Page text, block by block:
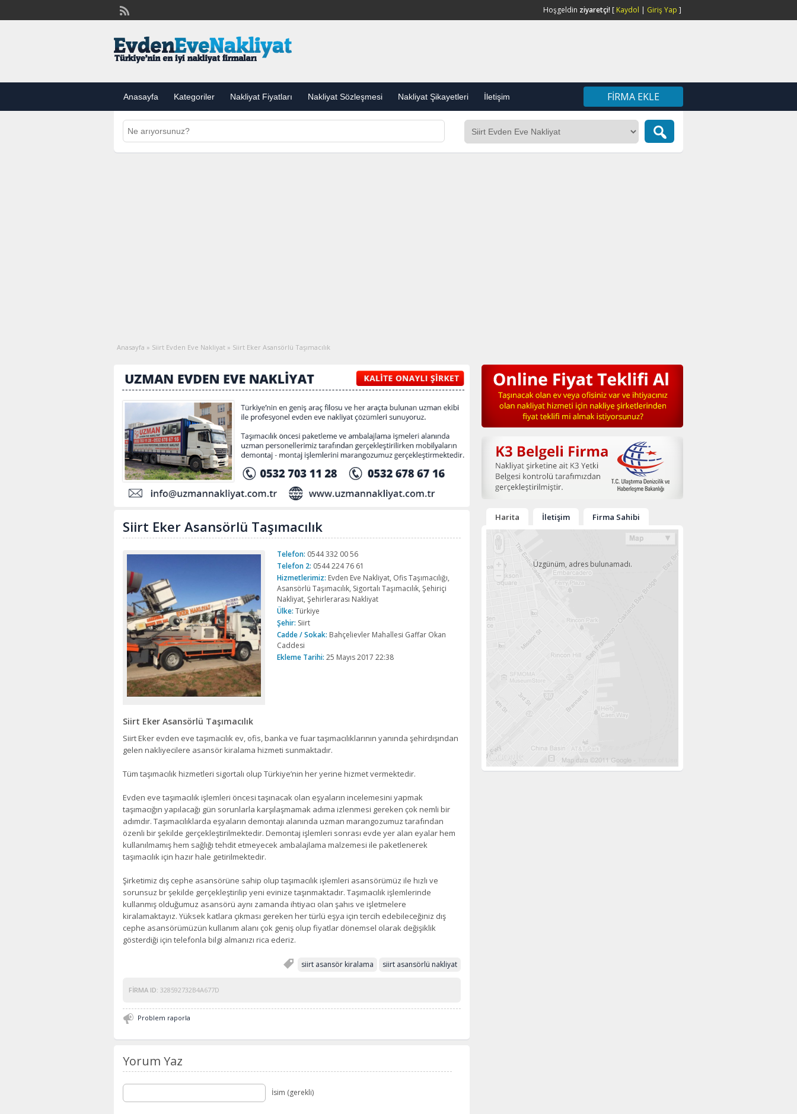
Hoşgeldin ziyaretçi! [ Kaydol | Giriş Yap ]
Anasayfa Kategoriler Nakliyat Fiyatları Nakliyat Sözleşmesi Nakliyat Şikayetleri İletişim FIRMA EKLE
Anasayfa » Siirt Evden Eve Nakliyat » Siirt Eker Asansörlü Taşımacılık
Siirt Eker Asansörlü Taşımacılık
Telefon: 0544 332 00 56
Telefon 2: 0544 224 76 61
Hizmetlerimiz: Evden Eve Nakliyat, Ofis Taşımacılığı,
Asansörlü Taşımacılık, Sigortalı Taşımacılık, Şehiriçi
Nakliyat, Şehirlerarası Nakliyat
Ülke: Türkiye
Şehir: Siirt
Cadde / Sokak: Bahçelievler Mahallesi Gaffar Okan
Caddesi
Ekleme Tarihi: 25 Mayıs 2017 22:38
Siirt Eker Asansörlü Taşımacılık
Siirt Eker evden eve taşımacılık ev, ofis, banka ve fuar taşımacılıklarının yanında şehirdışından
gelen nakliyecilere asansör kiralama hizmeti sunmaktadır.
Tüm taşımacılık hizmetleri sigortalı olup Türkiye’nin her yerine hizmet vermektedir.
Evden eve taşımacılık işlemleri öncesi taşınacak olan eşyaların incelemesini yapmak
taşımacığın yapılacağı gün sorunlarla karşılaşmamak adıma izlenmesi gereken çok nemli bir
adımdır. Taşımacılıklarda eşyaların demontajı alanında uzman marangozumuz tarafından
özenli bir şekilde gerçekleştirilmektedir. Demontaj işlemleri sonrası evde yer alan eyalar hem
kullanılmamış hem sağlığı tehdit etmeyecek ambalajlama malzemesi ile paketlenerek
taşımacılık için hazır hale getirilmektedir.
Şirketimiz dış cephe asansörüne sahip olup taşımacılık işlemleri asansörümüz ile hızlı ve
sorunsuz br şekilde gerçekleştirilip yeni evinize taşınmaktadır. Taşımacılık işlemlerinde
kullanmış olduğumuz asansörü aynı zamanda ihtiyacı olan şahıs ve işletmelere
kiralamaktayız. Yüksek katlara çıkması gereken her türlü eşya için tercih edebileceğiniz dış
cephe asansörümüzün kullanım alanı çok geniş olup fiyatlar dönemsel olarak değişiklik
gösterdiği için telefonla bilgi almanızı rica ederiz.
siirt asansör kiralama siirt asansörlü nakliyat
FIRMA ID: 328592732B4A677D
Problem raporla
Yorum Yaz
İsim (gerekli)
Harita İletişim Firma Sahibi
Üzgünüm, adres bulunamadı.